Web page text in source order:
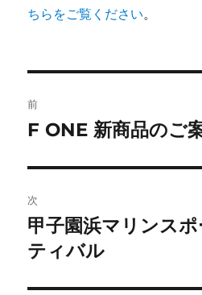
ちらをご覧ください。
稿
ビ
ゲ
ー
前
前
投
稿:
F ONE 新商品のご
次
次
の
稿:
甲子園浜マリンス
ティバル